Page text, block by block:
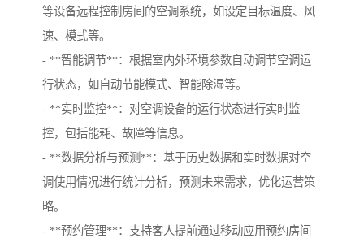
等设备远程控制房间的空调系统，如设定目标温度、风
速、模式等。
- **智能调节**：根据室内外环境参数自动调节空调运
行状态，如自动节能模式、智能除湿等。
- **实时监控**：对空调设备的运行状态进行实时监
控，包括能耗、故障等信息。
- **数据分析与预测**：基于历史数据和实时数据对空
调使用情况进行统计分析，预测未来需求，优化运营策
略。
- **预约管理**：支持客人提前通过移动应用预约房间